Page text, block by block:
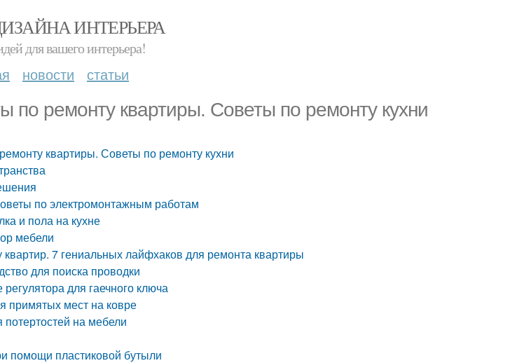
ИНТЕРЬЕРА
для вашего интерьера!
новости статьи
по ремонту квартиры. Советы по ремонту кухни
квартиры. Советы по ремонту кухни
по электромонтажным работам
и пола на кухне
мебели
7 гениальных лайфхаков для ремонта квартиры
для поиска проводки
регулятора для гаечного ключа
примятых мест на ковре
на мебели
помощи пластиковой бутыли